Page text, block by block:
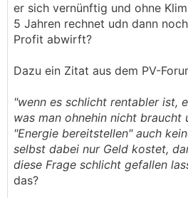
er sich vernünftig und ohne
5 Jahren rechnet udn dann
Profit abwirft?
Dazu ein Zitat aus dem PV-
"wenn es schlicht rentabler ist,
was man ohnehin nicht braucht
"Energie bereitstellen" auch
selbst dabei nur Geld kostet,
diese Frage schlicht gefallen
das?